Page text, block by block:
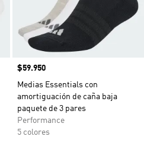
Precio
$59.950
Medias Essentials con
amortiguación de caña baja
paquete de 3 pares
Performance
5 colores